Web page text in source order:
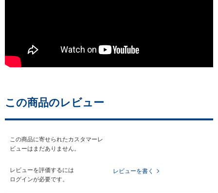
この商品のレビュー
この商品に寄せられたカスタマーレ
ビューはまだありません。
レビューを評価するには
ログインが必要です。
レビューを書く